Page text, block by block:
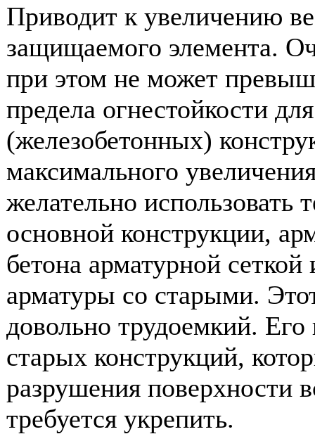
Приводит к увеличению
защищаемого элемента.
при этом не может
предела огнестойкости
(железобетонных)
максимального
желательно использовать
основной конструкции,
бетона арматурной
арматуры со старыми.
довольно трудоемкий.
старых конструкций,
разрушения поверхности
требуется укрепить.